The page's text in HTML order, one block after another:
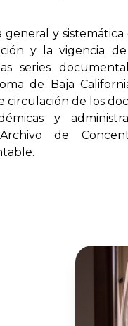
y
y la vigencia
series
de Baja
circulación de los
y
de